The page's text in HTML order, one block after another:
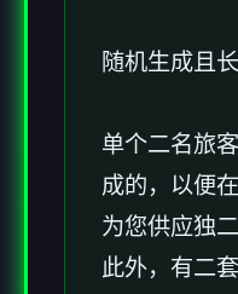
随机生成且
单个二名旅
成的，以便
为您供应独
此外，有二